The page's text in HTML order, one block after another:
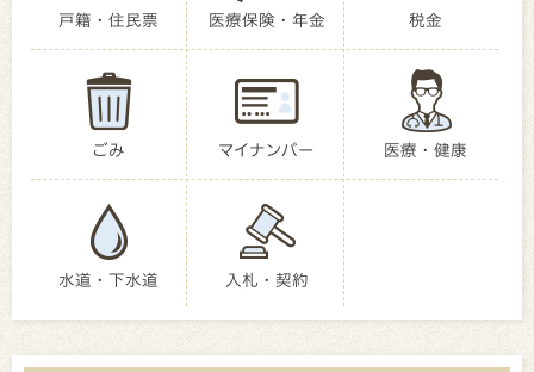
戸籍・住民票 医療保険・年金 税金
ごみ マイナンバー 医療・健康
水道・下水道 入札・契約